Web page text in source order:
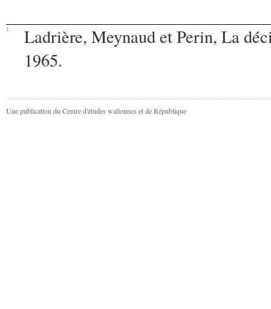
1. Ladrière, Meynaud et Perin, La
1965.
Une publication du Centre d'études wallonnes et de République